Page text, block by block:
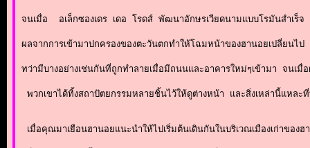
จนเมื่อ  อเล็กซองเดร เดอ โรดส์ พัฒนาอักษรเวียดนามแบบโรมันสำเร็
ผลจากการเข้ามาปกครองของตะวันตกทำให้โฉมหน้าของฮานอยเปลี่ยน
ทว่ามีบางอย่างเช่นกันที่ถูกทำลายเมื่อมีถนนและอาคารใหม่ๆเข้ามา จนเ
พวกเขาได้ทิ้งสถาปัตยกรรมหลายชิ้นไว้ให้ดูต่างหน้า และสิ่งเหล่านี้แหละ
เมื่อคุณมาเยือนฮานอยแนะนำให้ไปเริ่มต้นเดินกันในบริเวณเมืองเก่าข